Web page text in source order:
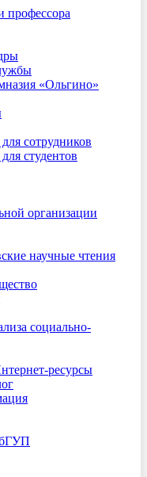
профессора
«Ольгино»
сотрудников
студентов
организации
научные чтения
социально-
ресурсы